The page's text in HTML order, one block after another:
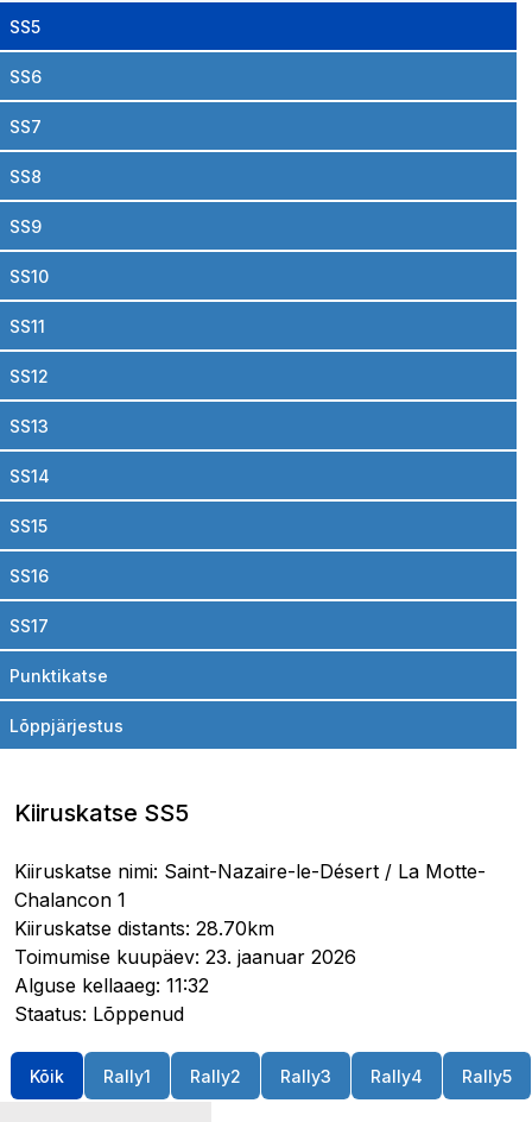
SS5
SS6
SS7
SS8
SS9
SS10
SS11
SS12
SS13
SS14
SS15
SS16
SS17
Punktikatse
Lõppjärjestus
Kiiruskatse SS5
Kiiruskatse nimi: Saint-Nazaire-le-Désert / La Motte-
Chalancon 1
Kiiruskatse distants: 28.70km
Toimumise kuupäev: 23. jaanuar 2026
Alguse kellaaeg: 11:32
Staatus: Lõppenud
Kõik Rally1 Rally2 Rally3 Rally4 Rally5